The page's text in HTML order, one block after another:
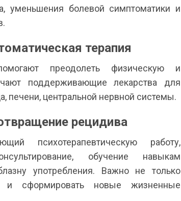
уменьшения болевой симптоматики и
терапия
преодолеть физическую и
поддерживающие лекарства для
печени, центральной нервной системы.
рецидива
психотерапевтическую работу,
обучение навыкам
употребления. Важно не только
и сформировать новые жизненные